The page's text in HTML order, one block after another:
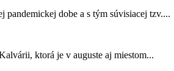
pandemickej dobe a s tým súvisiacej tzv....
ktorá je v auguste aj miestom...